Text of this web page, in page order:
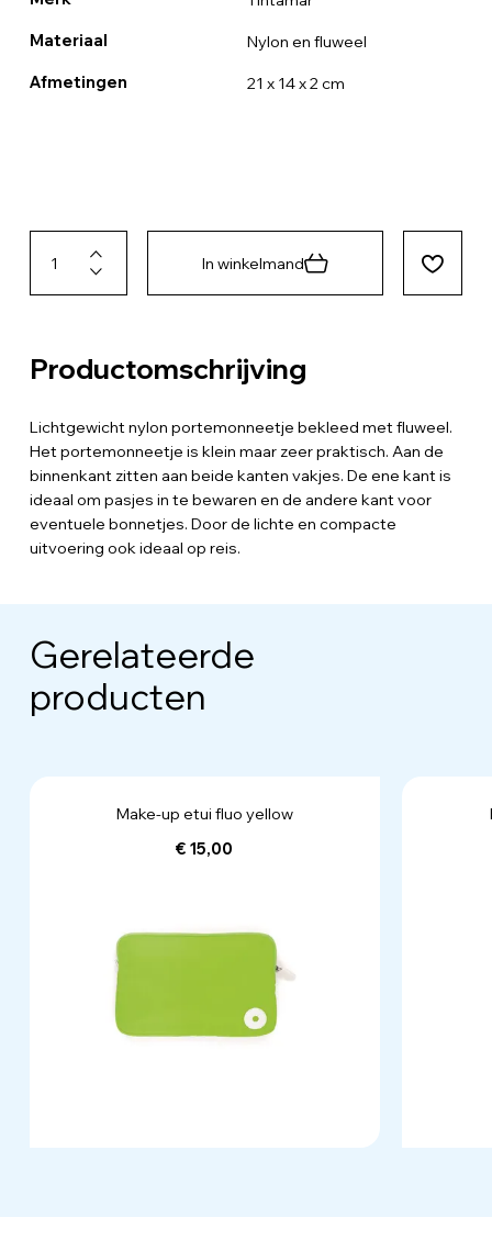
Materiaal Nylon en fluweel
Afmetingen 21 x 14 x 2 cm
In winkelmand
Productomschrijving
Lichtgewicht nylon portemonneetje bekleed met fluweel.
Het portemonneetje is klein maar zeer praktisch. Aan de
binnenkant zitten aan beide kanten vakjes. De ene kant is
ideaal om pasjes in te bewaren en de andere kant voor
eventuele bonnetjes. Door de lichte en compacte
uitvoering ook ideaal op reis.
Gerelateerde
producten
Make-up etui fluo yellow
€ 15,00